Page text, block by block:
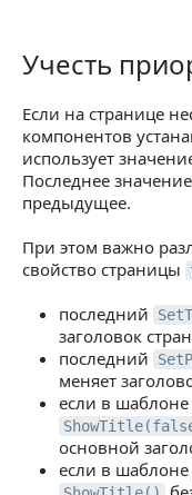
Учесть
Учесть
Если на странице
компонентов
использует
Последнее
предыдущее.
При этом важно
свойство страницы
последний
заголовок
последний
меняет
если в шаблоне
основной
если в шаблоне